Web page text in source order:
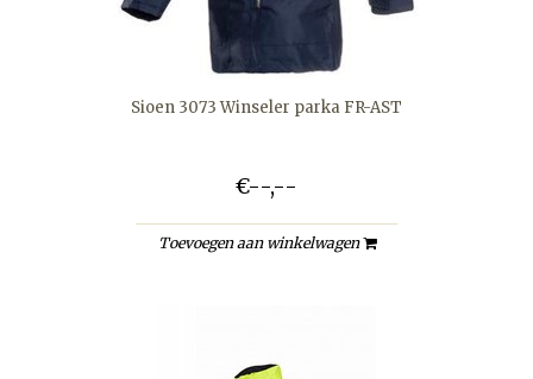
Sioen 3073 Winseler parka FR-AST
€--,--
Toevoegen aan winkelwagen